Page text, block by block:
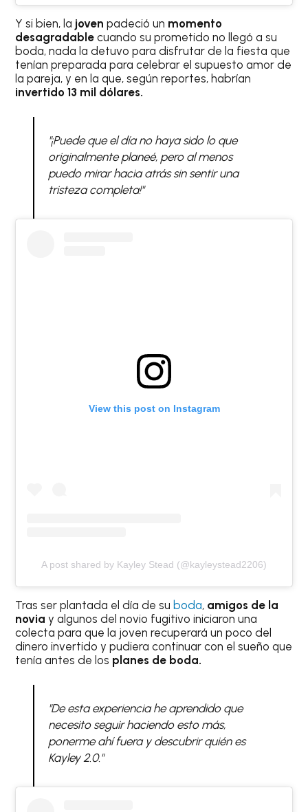
Y si bien, la jovenpadeció un momento
desagradablecuando su prometido no llegó a su
boda, nada la detuvo para disfrutar de la fiesta que
tenían preparada para celebrar el supuesto amor de
la pareja, y en la que, según reportes, habrían
invertido 13 mil dólares.
"¡Puede que el día no haya sido lo que
originalmente planeé, pero al menos
puedo mirar hacia atrás sin sentir una
tristeza completa!"
View this post on Instagram
A post shared by Kayley Stead (@kayleystead2206)
Tras ser plantada el día de su boda, amigos de la
novia y algunos del novio fugitivo iniciaron una
colecta para que la joven recuperará un poco del
dinero invertido y pudiera continuar con el sueño que
tenía antes de los planes de boda.
"De esta experiencia he aprendido que
necesito seguir haciendo esto más,
ponerme ahí fuera y descubrir quién es
Kayley 2.0."